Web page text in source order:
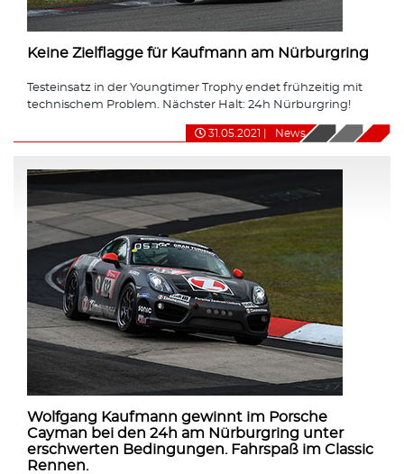
Keine Zielflagge für Kaufmann am Nürburgring
Testeinsatz in der Youngtimer Trophy endet frühzeitig mit
technischem Problem. Nächster Halt: 24h Nürburgring!
31.05.2021 News
Wolfgang Kaufmann gewinnt im Porsche
Cayman bei den 24h am Nürburgring unter
erschwerten Bedingungen. Fahrspaß im Classic
Rennen.